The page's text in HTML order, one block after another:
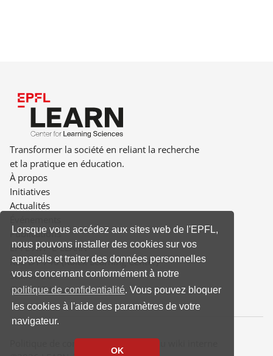
Lorsque vous accédez aux sites web de l'EPFL,
nous pouvons installer des cookies sur vos
appareils et traiter des données personnelles
vous concernant conformément à notre
politique de confidentialité. Vous pouvez bloquer
les cookies à l'aide des paramètres de votre
navigateur.
OK
Transformer la société en reliant la recherche
et la pratique en éducation.
À propos
Initiatives
Actualités
Publications
EPFL AVP-E-LEARN
RLC D1 740 (Rolex Learning Center)
Station 20
CH-1015 Lausanne
Politique de confidentialité
Accès au wiki interne